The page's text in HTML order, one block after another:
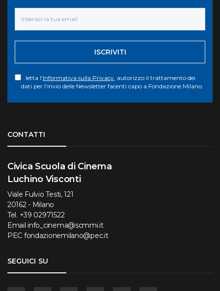
ISCRIVITI
letta l'Informativa sulla Privacy , autorizzo il trattamento dei
dati per l'invio delle Newsletter facenti capo a Fondazione Milano.
CONTATTI
Civica Scuola di Cinema
Luchino Visconti
Viale Fulvio Testi, 121
20162 - Milano
Tel. +39 02971522
Email info_cinema@scmmi.it
PEC fondazionemilano@pec.it
SEGUICI SU